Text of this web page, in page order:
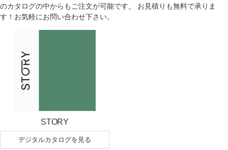
のカタログの中からもご注文が可能です。 お見積りも無料で承りま
す！お気軽にお問い合わせ下さい。
STORY
デジタルカタログを見る